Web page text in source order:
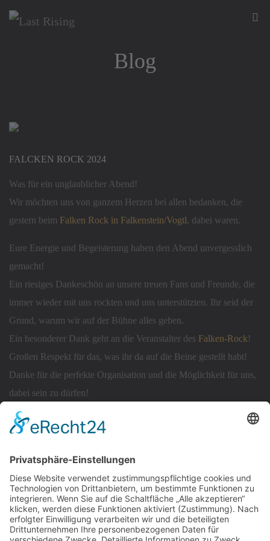
Blog
FALCKEN ROCK 2024
Was für ein unglaublicher Abend!
Wir möchten uns von ganzem Herzen bei allen bedanken, die
gestern beim Falken Rock in Falkenstein/Vogtl. dabei waren.
Eure Energie und Begeisterung haben den Abend unvergesslich
gemacht!
Ein riesiges Dankeschön an unsere treuen Fans und Freunde, die
immer wieder mit uns rockten und uns unterstützten. Ihr seid der
Grund, warum wir auf der Bühne alles geben.
Ein besonderer Dank geht an die Veranstalter des Falken-Rock!
Großen Respekt für das, was ihr da auf die Beine gestellt habt!
Danke für die perfekte Organisation und die Möglichkeit für uns,
dabei sein zu dürfen!
Die Stimmung war einfach fantastisch - ihr habt das Zelt gerockt!
Wir feiern gerne wieder mit euch!
Rock'n Roll
Eure Last Rising